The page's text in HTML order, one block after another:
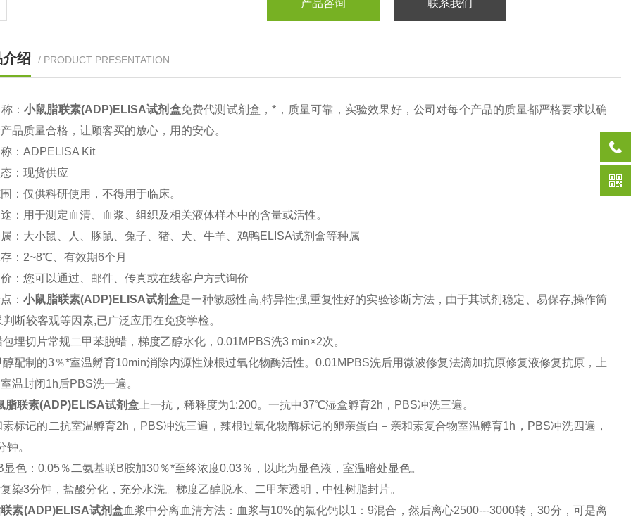
产品咨询 联系我们
绍 / PRODUCT PRESENTATION
： 小鼠脂联素(ADP)ELISA试剂盒免费代测试剂盒，*，质量可靠，实验效果好，公司对每个产品的质量都严格要求以确
品质量合格，让顾客买的放心，用的安心。
： ADPELISA Kit
：现货供应
：仅供科研使用，不得用于临床。
：用于测定血清、血浆、组织及相关液体样本中的含量或活性。
：大小鼠、人、豚鼠、兔子、猪、犬、牛羊、鸡鸭ELISA试剂盒等种属
： 2~8℃、有效期6个月
：您可以通过、邮件、传真或在线客户方式询价
：小鼠脂联素(ADP)ELISA试剂盒是一种敏感性高,特异性强,重复性好的实验诊断方法，由于其试剂稳定、易保存,操作简
判断较客观等因素,已广泛应用在免疫学检。
包埋切片常规二甲苯脱蜡，梯度乙醇水化， 0.01MPBS洗3 min×2次。
醇配制的3％*室温孵育10min消除内源性辣根过氧化物酶活性。0.01MPBS洗后用微波修复法滴加抗原修复液修复抗原，上
温封闭1h后PBS洗一遍。
脂联素(ADP)ELISA试剂盒 上一抗，稀释度为1:200。一抗中37℃湿盒孵育2h ， PBS冲洗三遍。
素标记的二抗室温孵育2h ， PBS冲洗三遍，辣根过氧化物酶标记的卵亲蛋白－亲和素复合物室温孵育1h ， PBS冲洗四遍，
钟。
显色： 0.05％二氨基联B胺加30％*至终浓度0.03％，以此为显色液，室温暗处显色。
染3分钟，盐酸分化，充分水洗。梯度乙醇脱水、二甲苯透明，中性树脂封片。
素(ADP)ELISA试剂盒血浆中分离血清方法：血浆与10%的氯化钙以1 ：9混合，然后离心2500---3000转，30分，可是离